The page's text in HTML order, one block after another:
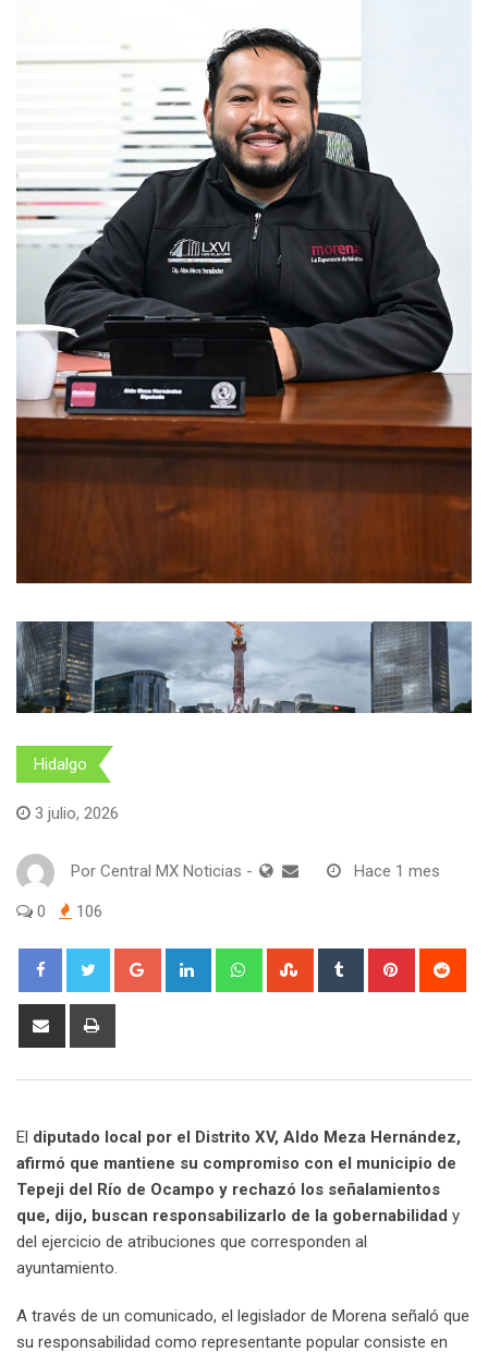
Hidalgo
3 julio, 2026
Por Central MX Noticias - Hace 1 mes
0 106
Google+ LinkedIn WhatsappStumbleUpon
Tumblr Pinterest
Share
El diputado local por el Distrito XV, Aldo Meza Hernández,
afirmó que mantiene su compromiso con el municipio de
Tepeji del Río de Ocampo y rechazó los señalamientos
que, dijo, buscan responsabilizarlo de la gobernabilidad y
del ejercicio de atribuciones que corresponden al
ayuntamiento.
A través de un comunicado, el legislador de Morena señaló que
su responsabilidad como representante popular consiste en